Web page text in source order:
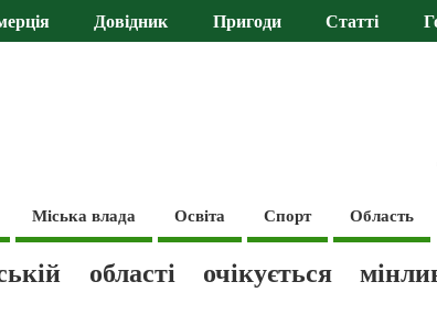
Довідник Пригоди Статті
Міська влада Освіта Спорт Область
області очікується